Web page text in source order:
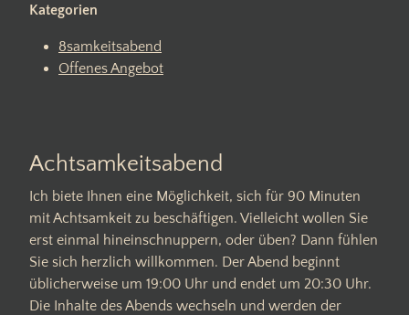
Kategorien
8samkeitsabend
Offenes Angebot
Achtsamkeitsabend
Ich biete Ihnen eine Möglichkeit, sich für 90 Minuten
mit Achtsamkeit zu beschäftigen. Vielleicht wollen Sie
erst einmal hineinschnuppern, oder üben? Dann fühlen
Sie sich herzlich willkommen. Der Abend beginnt
üblicherweise um 19:00 Uhr und endet um 20:30 Uhr.
Die Inhalte des Abends wechseln und werden der